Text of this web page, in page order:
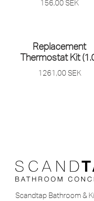
156,00 SEK
Replacement
Thermostat Kit
1261,00 SEK
Scandtap Bathroom &